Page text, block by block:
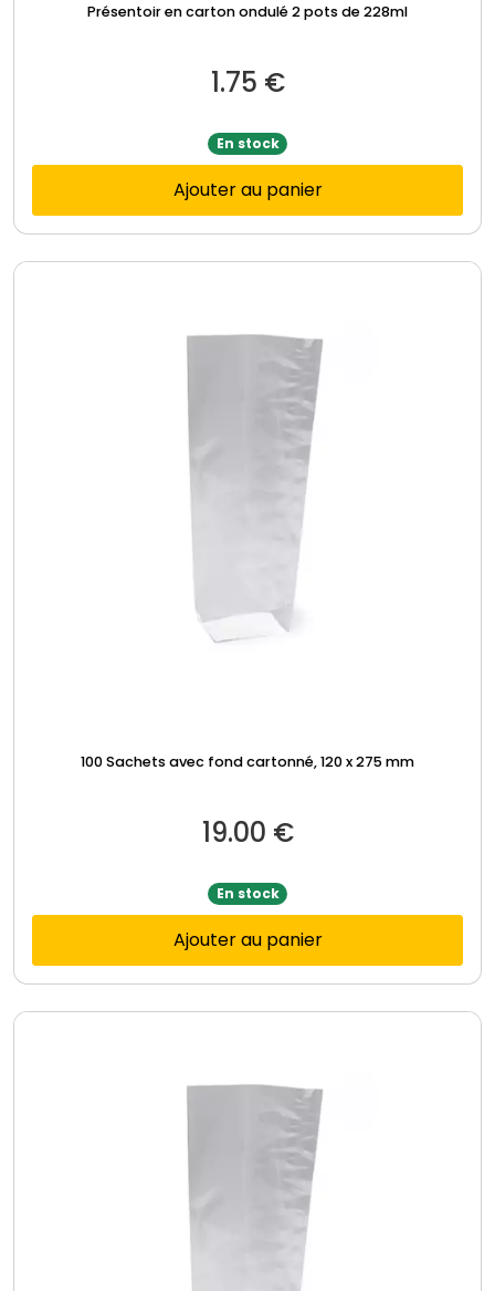
Présentoir en carton ondulé 2 pots de 228ml
1.75 €
En stock
Ajouter au panier
100 Sachets avec fond cartonné, 120 x 275 mm
19.00 €
En stock
Ajouter au panier